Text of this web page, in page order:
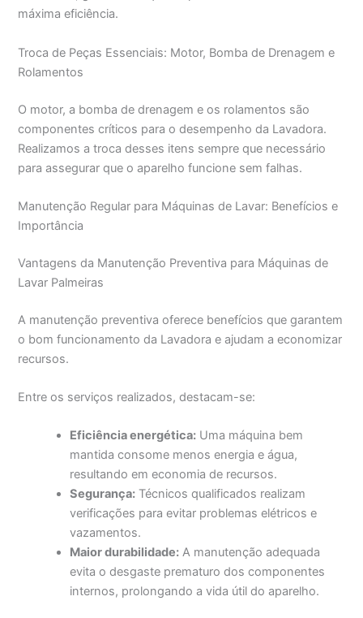
máxima eficiência.
Troca de Peças Essenciais: Motor, Bomba de Drenagem e
Rolamentos
O motor, a bomba de drenagem e os rolamentos são
componentes críticos para o desempenho da Lavadora.
Realizamos a troca desses itens sempre que necessário
para assegurar que o aparelho funcione sem falhas.
Manutenção Regular para Máquinas de Lavar: Benefícios e
Importância
Vantagens da Manutenção Preventiva para Máquinas de
Lavar Palmeiras
A manutenção preventiva oferece benefícios que garantem
o bom funcionamento da Lavadora e ajudam a economizar
recursos.
Entre os serviços realizados, destacam-se:
Eficiência energética: Uma máquina bem
mantida consome menos energia e água,
resultando em economia de recursos.
Segurança: Técnicos qualificados realizam
verificações para evitar problemas elétricos e
vazamentos.
Maior durabilidade: A manutenção adequada
evita o desgaste prematuro dos componentes
internos, prolongando a vida útil do aparelho.